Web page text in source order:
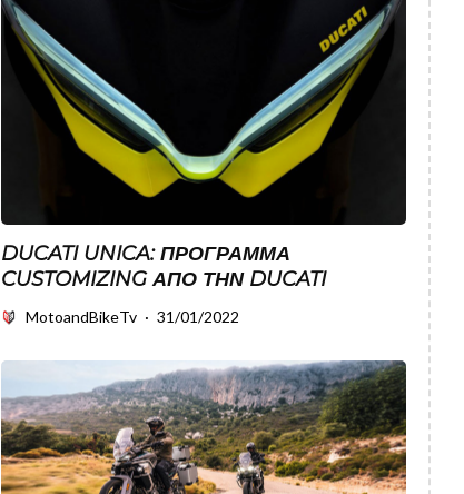
DUCATI UNICA: ΠΡΌΓΡΑΜΜΑ
CUSTOMIZING ΑΠΌ ΤΗΝ DUCATI
MotoandBikeTv · 31/01/2022